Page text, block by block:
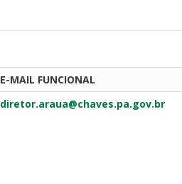
E-MAIL FUNCIONAL
diretor.araua@chaves.pa.gov.br